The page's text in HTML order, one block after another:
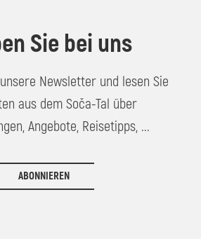
Sie bei uns
Newsletter und lesen Sie
aus dem Soča-Tal über
Angebote, Reisetipps, ...
ABONNIEREN